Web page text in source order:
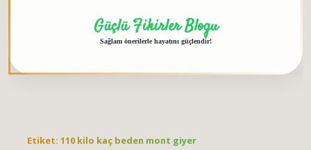
Güçlü Fikirler Blogu
Sağlam önerilerle hayatını güçlendir!
Etiket: 110 kilo kaç beden mont giyer